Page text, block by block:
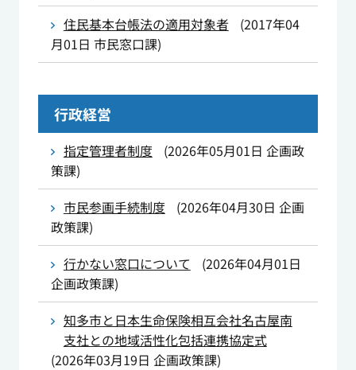
住民基本台帳法の適用対象者
(2017年04
月01日 市民窓口課)
行政経営
指定管理者制度 (2026年05月01日 企画政
策課)
市民参画手続制度
(2026年04月30日 企画
政策課)
行かない窓口について
(2026年04月01日
企画政策課)
知多市と日本生命保険相互会社名古屋南
支社との地域活性化包括連携協定式
(2026年03月19日 企画政策課)